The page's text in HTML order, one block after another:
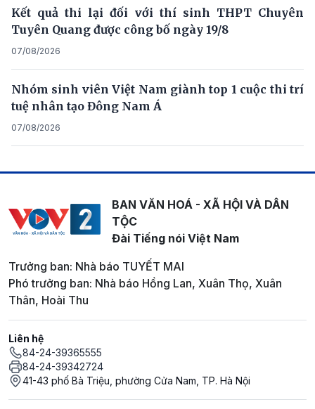
Kết quả thi lại đối với thí sinh THPT Chuyên
Tuyên Quang được công bố ngày 19/8
07/08/2026
Nhóm sinh viên Việt Nam giành top 1 cuộc thi trí
tuệ nhân tạo Đông Nam Á
07/08/2026
BAN VĂN HOÁ - XÃ HỘI VÀ DÂN
TỘC
Đài Tiếng nói Việt Nam
Trưởng ban: Nhà báo TUYẾT MAI
Phó trưởng ban: Nhà báo Hồng Lan, Xuân Thọ, Xuân
Thân, Hoài Thu
Liên hệ
84-24-39365555
84-24-39342724
41-43 phố Bà Triệu, phường Cửa Nam, TP. Hà Nội